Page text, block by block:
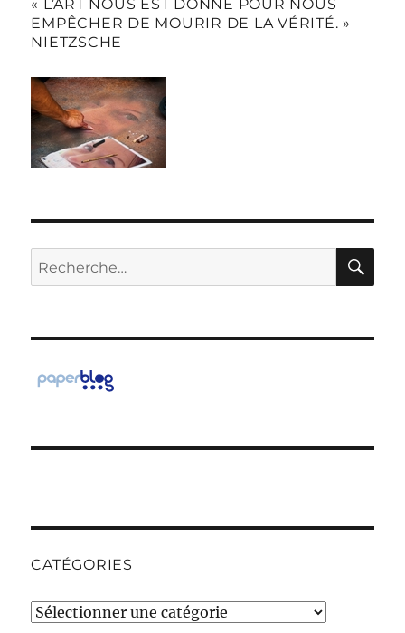
« L’ART NOUS EST DONNÉ POUR NOUS
EMPÊCHER DE MOURIR DE LA VÉRITÉ. »
NIETZSCHE
Recherche
pour :
CATÉGORIES
Catégories